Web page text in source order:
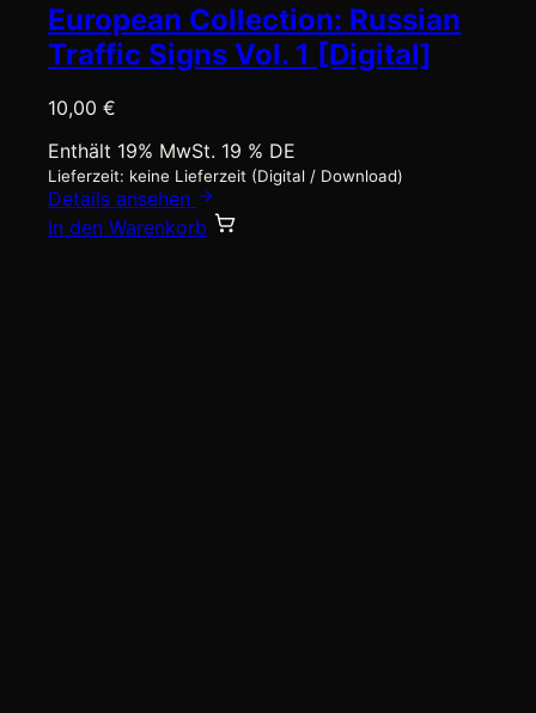
European Collection: Russian
Traffic Signs Vol. 1 [Digital]
10,00 €
Enthält 19% MwSt. 19 % DE
Lieferzeit: keine Lieferzeit (Digital / Download)
Details ansehen
In den Warenkorb